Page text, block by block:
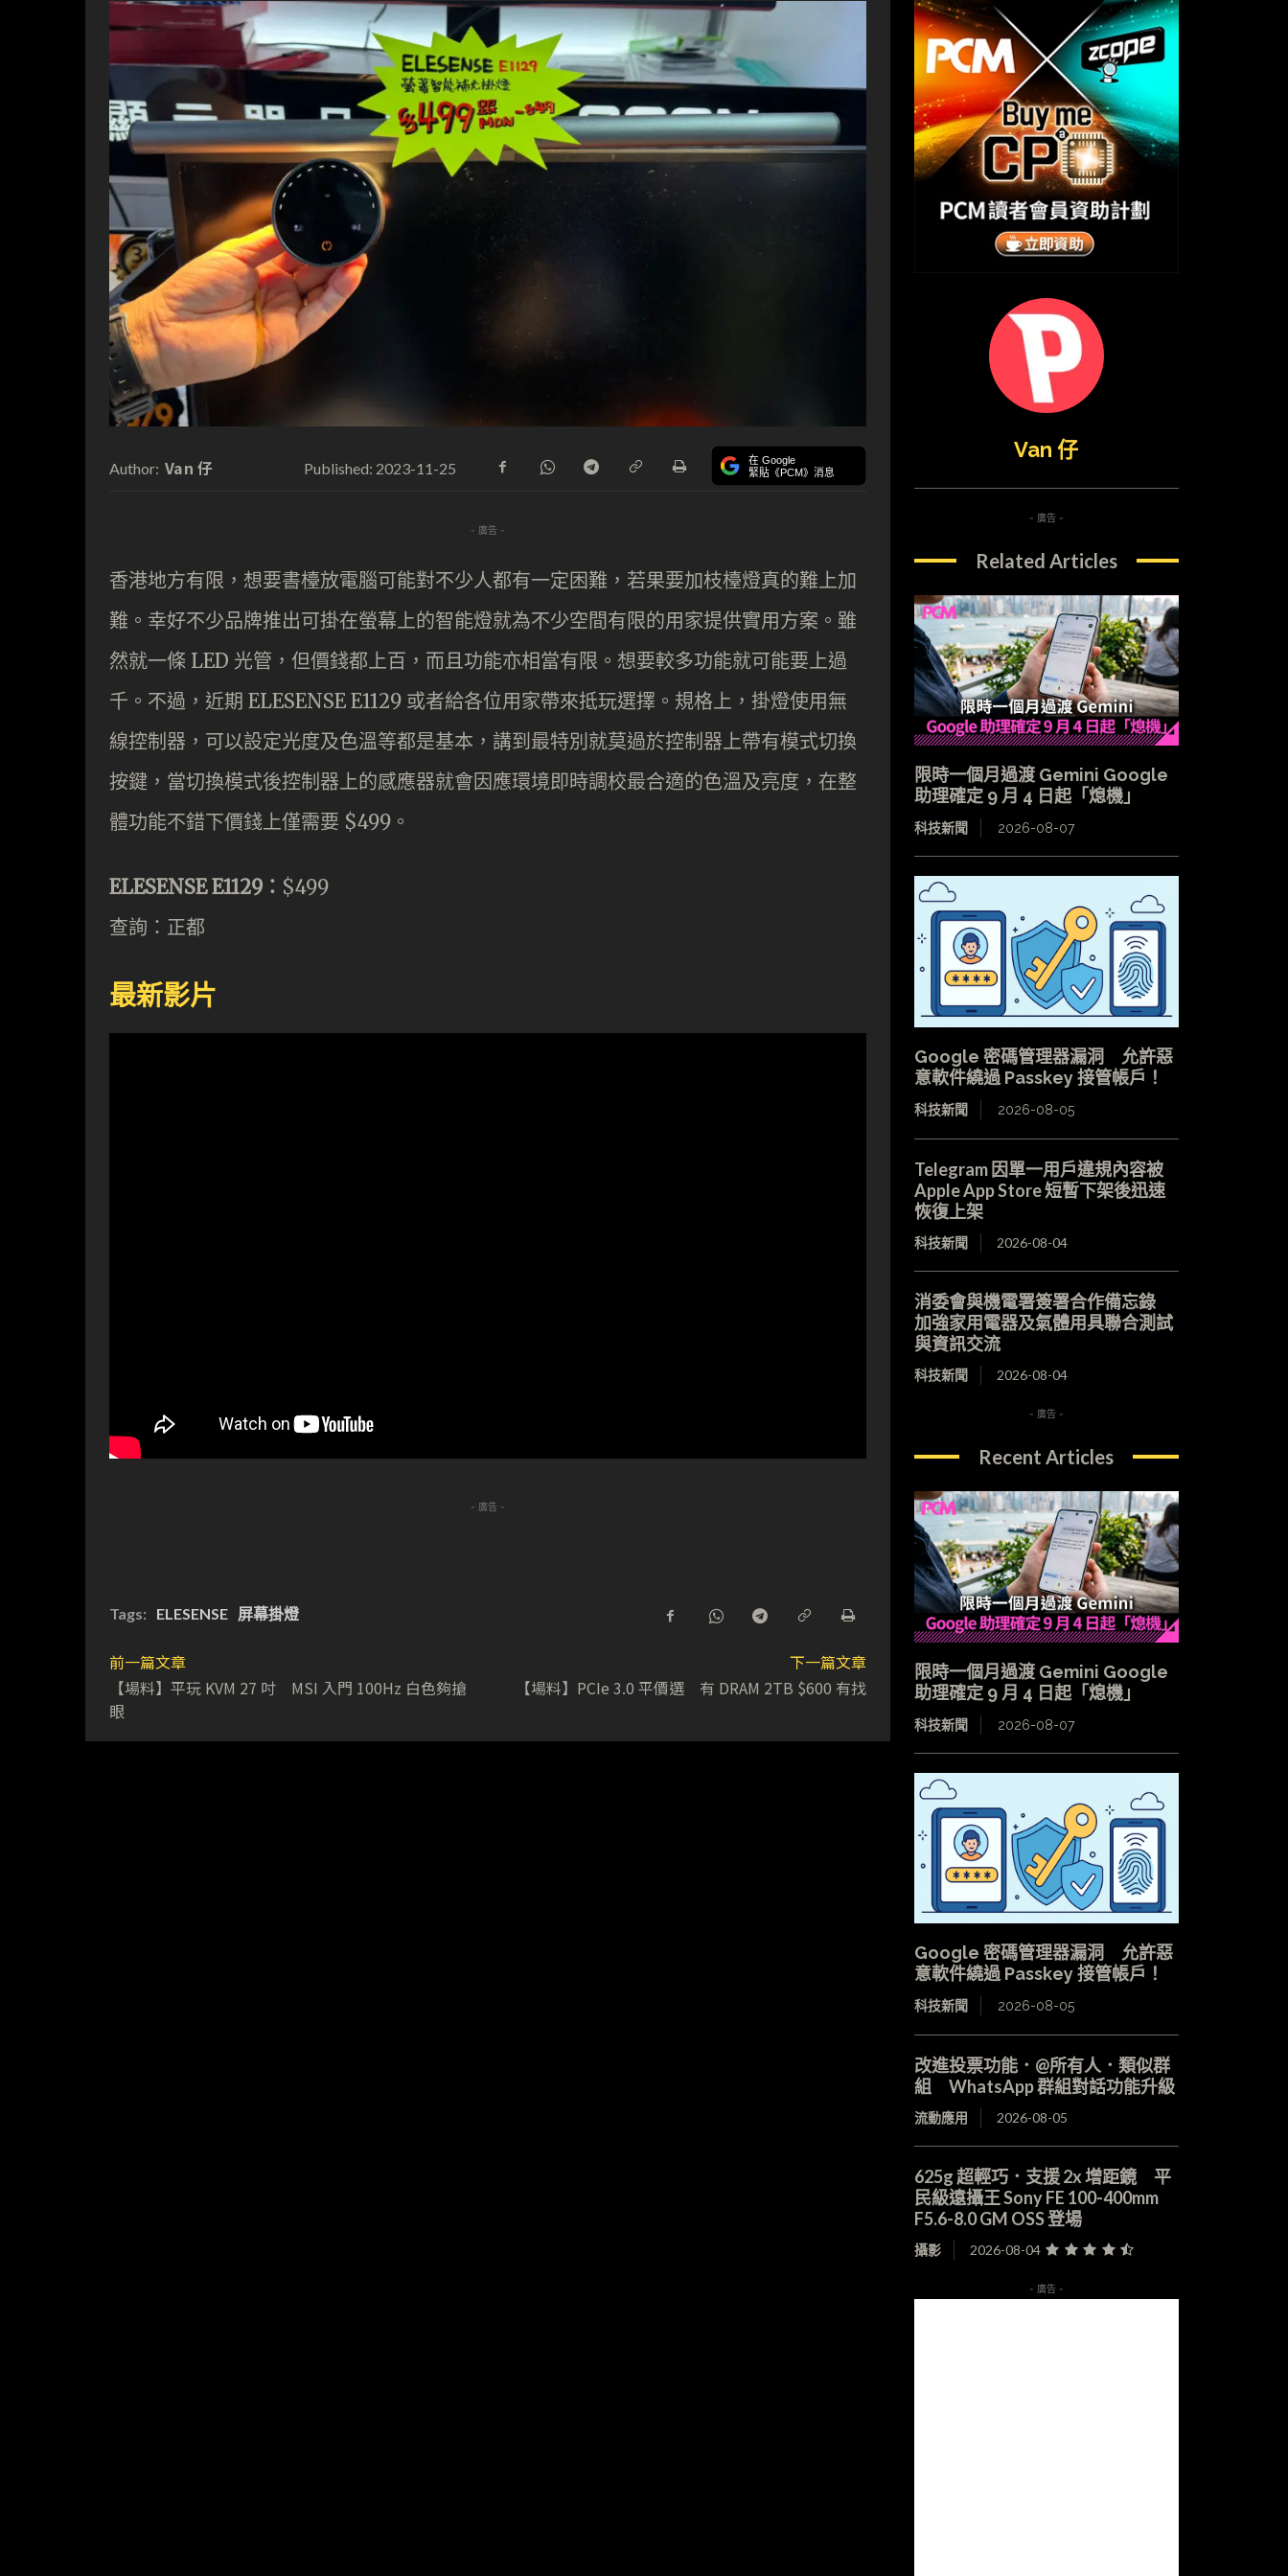
Author: Van 仔 Published: 2023-11-25 在 Google
緊貼《PCM》消息
- 廣告 -
香港地方有限，想要書檯放電腦可能對不少人都有一定困難，若果要加枝檯燈真的難上加
難。幸好不少品牌推出可掛在螢幕上的智能燈就為不少空間有限的用家提供實用方案。雖
然就一條 LED 光管，但價錢都上百，而且功能亦相當有限。想要較多功能就可能要上過
千。不過，近期 ELESENSE E1129 或者給各位用家帶來抵玩選擇。規格上，掛燈使用無
線控制器，可以設定光度及色溫等都是基本，講到最特別就莫過於控制器上帶有模式切換
按鍵，當切換模式後控制器上的感應器就會因應環境即時調校最合適的色溫及亮度，在整
體功能不錯下價錢上僅需要 $499。
ELESENSE E1129： $499
查詢：正都
最新影片
- 廣告 -
Tags: ELESENSE 屏幕掛燈
前一篇文章
【場料】平玩 KVM 27 吋 MSI 入門 100Hz 白色夠搶
眼
下一篇文章
【場料】PCIe 3.0 平價選 有 DRAM 2TB $600 有找
Van 仔
- 廣告 -
Related Articles
限時一個月過渡 Gemini Google
助理確定 9 月 4 日起「熄機」
科技新聞 2026-08-07
Google 密碼管理器漏洞 允許惡
意軟件繞過 Passkey 接管帳戶！
科技新聞 2026-08-05
Telegram 因單一用戶違規內容被
Apple App Store 短暫下架後迅速
恢復上架
科技新聞 2026-08-04
消委會與機電署簽署合作備忘錄
加強家用電器及氣體用具聯合測試
與資訊交流
科技新聞 2026-08-04
- 廣告 -
Recent Articles
限時一個月過渡 Gemini Google
助理確定 9 月 4 日起「熄機」
科技新聞 2026-08-07
Google 密碼管理器漏洞 允許惡
意軟件繞過 Passkey 接管帳戶！
科技新聞 2026-08-05
改進投票功能．@所有人．類似群
組 WhatsApp 群組對話功能升級
流動應用 2026-08-05
625g 超輕巧．支援 2x 增距鏡 平
民級遠攝王 Sony FE 100-400mm
F5.6-8.0 GM OSS 登場
攝影 2026-08-04
- 廣告 -